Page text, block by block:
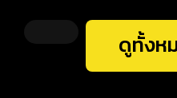
ดูทั้งห